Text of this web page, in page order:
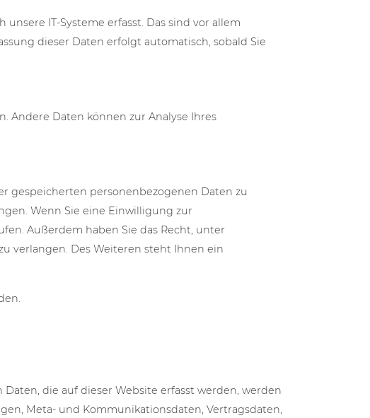
IT-Systeme erfasst. Das sind vor allem
dieser Daten erfolgt automatisch, sobald Sie
Andere Daten können zur Analyse Ihres
gespeicherten personenbezogenen Daten zu
Wenn Sie eine Einwilligung zur
Außerdem haben Sie das Recht, unter
verlangen. Des Weiteren steht Ihnen ein
die auf dieser Website erfasst werden, werden
Meta- und Kommunikationsdaten, Vertragsdaten,